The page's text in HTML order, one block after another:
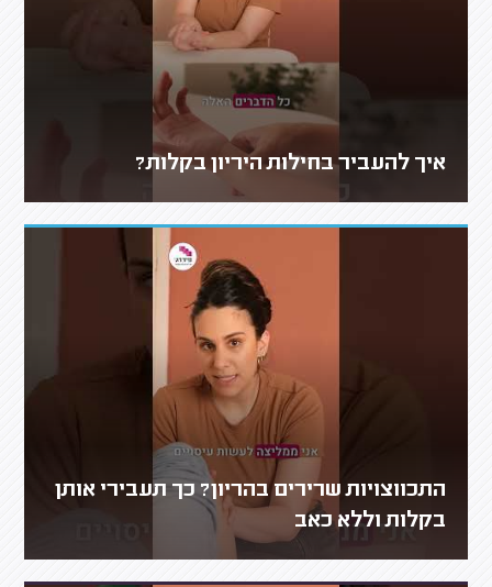
איך להעביר בחילות היריון בקלות?
התכווצויות שרירים בהריון? כך תעבירי אותן
בקלות וללא כאב